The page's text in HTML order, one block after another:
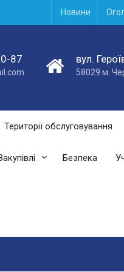
Новини
87 вул.
58029 м.
Території обслуговування
Безпека